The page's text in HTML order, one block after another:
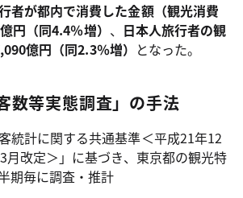
者が都内で消費した金額（観光消費
円（同4.4％増） 、 日本人旅行者の観
億円（同2.3％増） となった。
数等実態調査」の手法
統計に関する共通基準＜平成21年12
月改定＞」に基づき、東京都の観光特
期毎に調査・推計